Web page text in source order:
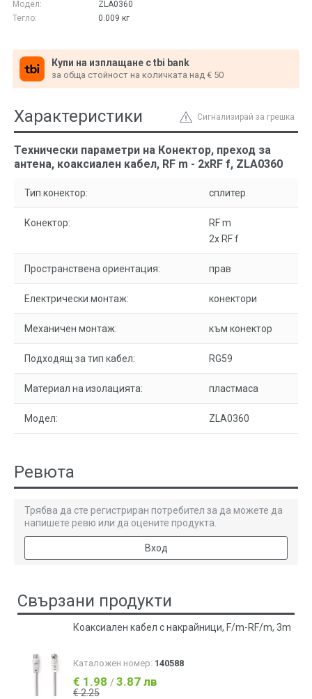
Модел:
ZLA0360
Тегло:
0.009 кг
Купи на изплащане с tbi bank
за обща стойност на количката над € 50
Сигнализирай за грешка
Характеристики
Технически параметри на Конектор, преход за
антена, коаксиален кабел, RF m - 2xRF f, ZLA0360
Тип конектор: сплитер
Конектор:
RF m
2x RF f
Пространствена ориентация: прав
Електрически монтаж: конектори
Механичен монтаж: към конектор
Подходящ за тип кабел: RG59
Материал на изолацията: пластмаса
Модел: ZLA0360
Ревюта
Трябва да сте регистриран потребител за да можете да
напишете ревю или да оцените продукта.
Вход
Свързани продукти
Коаксиален кабел с накрайници, F/m-RF/m, 3m
Каталожен номер: 140588
€ 1.98 / 3.87 лв
€ 2.25